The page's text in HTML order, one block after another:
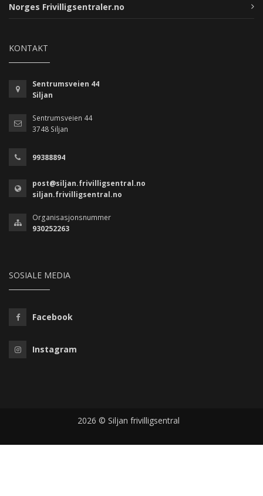
Norges Frivilligsentraler.no
KONTAKT
Sentrumsveien 44
Siljan
Sentrumsveien 44
3748 Siljan
99388894
post@siljan.frivilligsentral.no
siljan.frivilligsentral.no
Organisasjonsnummer
930252263
SOSIALE MEDIA
Facebook
Instagram
2026 © Siljan frivilligsentral